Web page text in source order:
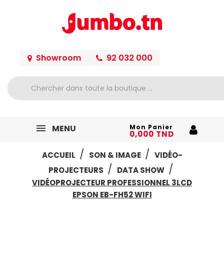
Showroom 92 032 000
MENU Mon Panier
0,000 TND
ACCUEIL
SON & IMAGE
VIDÉO-
PROJECTEURS
DATA SHOW
VIDÉOPROJECTEUR PROFESSIONNEL 3LCD
EPSON EB-FH52 WIFI